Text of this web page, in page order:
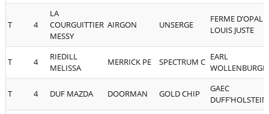
T 4
LA
COURGUITTIER
MESSY
AIRGON UNSERGE
FERME D’OPAL
LOUIS JUSTE
T 4
RIEDILL
MELISSA
MERRICK PE SPECTRUM C EARL
T 4 DUF MAZDA DOORMAN GOLD CHIP
GAEC
DUFF’HOLSTEIN